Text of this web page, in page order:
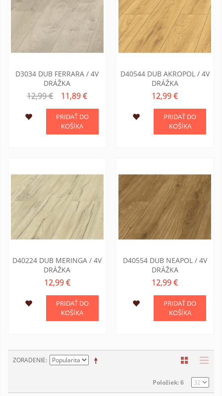
D3034 DUB FERRARA / 4V
DRÁŽKA
12,99 € 11,89 €
PRIDAŤ DO
KOŠÍKA
D40544 DUB AKROPOL / 4V
DRÁŽKA
12,99 €
PRIDAŤ DO
KOŠÍKA
D40224 DUB MERINGA / 4V
DRÁŽKA
12,99 €
PRIDAŤ DO
KOŠÍKA
D40554 DUB NEAPOL / 4V
DRÁŽKA
12,99 €
PRIDAŤ DO
KOŠÍKA
ZORADENIE
Položiek: 6